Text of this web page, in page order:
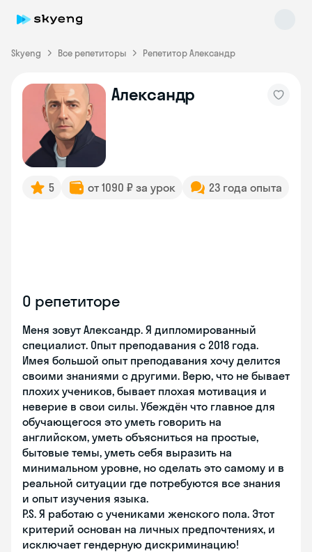
Skyeng Все репетиторы Репетитор Александр
Александр
5 от 1090 ₽ за урок 23 года опыта
О репетиторе
Меня зовут Александр. Я дипломированный
специалист. Опыт преподавания с 2018 года.
Имея большой опыт преподавания хочу делится
своими знаниями с другими. Верю, что не бывает
плохих учеников, бывает плохая мотивация и
неверие в свои силы. Убеждён что главное для
обучающегося это уметь говорить на
английском, уметь объясниться на простые,
бытовые темы, уметь себя выразить на
минимальном уровне, но сделать это самому и в
реальной ситуации где потребуются все знания
и опыт изучения языка.
P.S. Я работаю с учениками женского пола. Этот
критерий основан на личных предпочтениях, и
исключает гендерную дискриминацию!
Skyeng Chat
online